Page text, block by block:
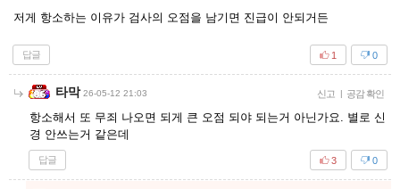
저게 항소하는 이유가 검사의 오점을 남기면 진급이 안되거든
답글 0
1
타막 26-05-12 21:03 신고 | 공감 확인
항소해서 또 무죄 나오면 되게 큰 오점 되야 되는거 아닌가요. 별로 신
경 안쓰는거 같은데
답글 0
3